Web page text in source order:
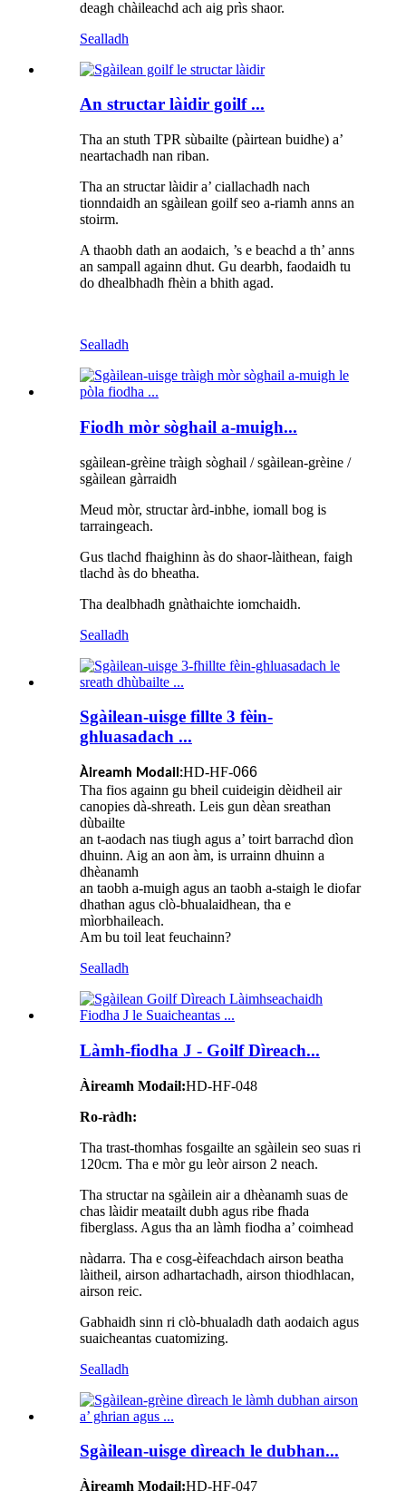
deagh chàileachd ach aig prìs shaor.
Sealladh
An structar làidir goilf ...
Tha an stuth TPR sùbailte (pàirtean buidhe) a’
neartachadh nan riban.
Tha an structar làidir a’ ciallachadh nach
tionndaidh an sgàilean goilf seo a-riamh anns an
stoirm.
A thaobh dath an aodaich, ’s e beachd a th’ anns
an sampall againn dhut. Gu dearbh, faodaidh tu
do dhealbhadh fhèin a bhith agad.
Sealladh
Fiodh mòr sòghail a-muigh...
sgàilean-grèine tràigh sòghail / sgàilean-grèine /
sgàilean gàrraidh
Meud mòr, structar àrd-inbhe, iomall bog is
tarraingeach.
Gus tlachd fhaighinn às do shaor-làithean, faigh
tlachd às do bheatha.
Tha dealbhadh gnàthaichte iomchaidh.
Sealladh
Sgàilean-uisge fillte 3 fèin-
ghluasadach ...
Àireamh Modail:HD-HF-066
Tha fios againn gu bheil cuideigin dèidheil air
canopies dà-shreath. Leis gun dèan sreathan
dùbailte
an t-aodach nas tiugh agus a’ toirt barrachd dìon
dhuinn. Aig an aon àm, is urrainn dhuinn a
dhèanamh
an taobh a-muigh agus an taobh a-staigh le diofar
dhathan agus clò-bhualaidhean, tha e
mìorbhaileach.
Am bu toil leat feuchainn?
Sealladh
Làmh-fiodha J - Goilf Dìreach...
Àireamh Modail:HD-HF-048
Ro-ràdh:
Tha trast-thomhas fosgailte an sgàilein seo suas ri
120cm. Tha e mòr gu leòr airson 2 neach.
Tha structar na sgàilein air a dhèanamh suas de
chas làidir meatailt dubh agus ribe fhada
fiberglass. Agus tha an làmh fiodha a’ coimhead
nàdarra. Tha e cosg-èifeachdach airson beatha
làitheil, airson adhartachadh, airson thiodhlacan,
airson reic.
Gabhaidh sinn ri clò-bhualadh dath aodaich agus
suaicheantas cuatomizing.
Sealladh
Sgàilean-uisge dìreach le dubhan...
Àireamh Modail:HD-HF-047